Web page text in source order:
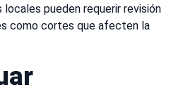
pueden requerir revisión
como cortes que afecten la